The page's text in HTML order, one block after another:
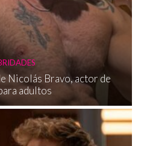
Nicolás Bravo, actor de
adultos